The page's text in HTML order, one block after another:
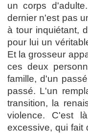
un corps
dernier n'est pas
à tour inquiétant,
pour lui un
Et la grosseur
ces deux
famille, d'un
passé. L'un
transition, la
violence. C'est
excessive, qui fait